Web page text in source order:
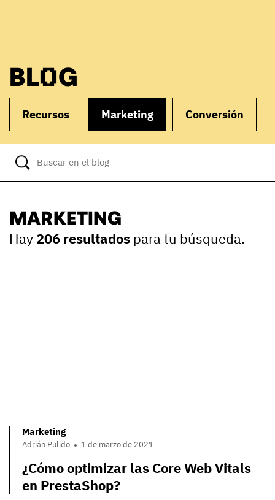
BLOG
Recursos Marketing Conversión
MARKETING
Hay 206 resultados para tu búsqueda.
Marketing
Adrián Pulido 1 de marzo de 2021
¿Cómo optimizar las Core Web Vitals
en PrestaShop?